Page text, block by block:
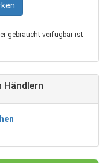
gebraucht verfügbar ist
Händlern